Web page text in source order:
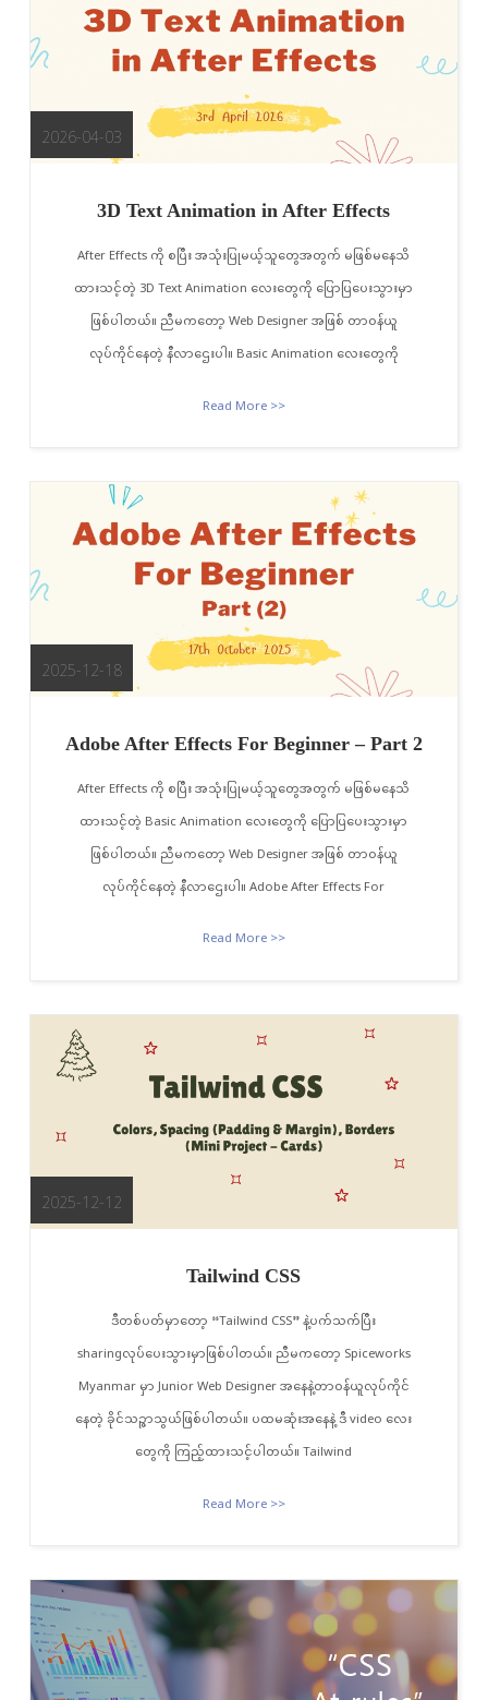
2026-04-03
3D Text Animation in After Effects
After Effects ကို စပြီး အသုံးပြုမယ့်သူတွေအတွက် မဖြစ်မနေသိ
ထားသင့်တဲ့ 3D Text Animation လေးတွေကို ပြောပြပေးသွားမှာ
ဖြစ်ပါတယ်။ ညီမကတော့ Web Designer အဖြစ် တာဝန်ယူ
လုပ်ကိုင်နေတဲ့ နီလာဌေးပါ။ Basic Animation လေးတွေကို
Read More >>
2025-12-18
Adobe After Effects For Beginner – Part 2
After Effects ကို စပြီး အသုံးပြုမယ့်သူတွေအတွက် မဖြစ်မနေသိ
ထားသင့်တဲ့ Basic Animation လေးတွေကို ပြောပြပေးသွားမှာ
ဖြစ်ပါတယ်။ ညီမကတော့ Web Designer အဖြစ် တာဝန်ယူ
လုပ်ကိုင်နေတဲ့ နီလာဌေးပါ။ Adobe After Effects For
Read More >>
2025-12-12
Tailwind CSS
ဒီတစ်ပတ်မှာတော့ “Tailwind CSS” နဲ့ပက်သက်ပြီး
sharingလုပ်‌ပေးသွားမှာဖြစ်ပါတယ်။ ညီမကတော့ Spiceworks
Myanmar မှာ Junior Web Designer အနေနဲ့တာဝန်ယူလုပ်ကိုင်
နေတဲ့ ခိုင်သဉ္ဇာသွယ်ဖြစ်ပါတယ်။ ပထမဆုံးအနေနဲ့ ဒီ video လေး
တွေကို ကြည့်ထားသင့်ပါတယ်။ Tailwind
Read More >>